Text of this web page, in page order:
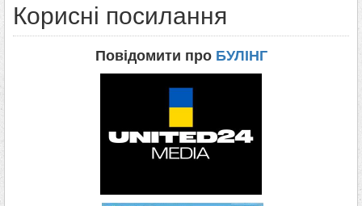
Корисні посилання
Повідомити про БУЛІНГ